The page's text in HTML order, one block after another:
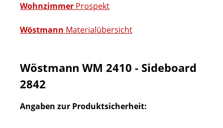
Wohnzimmer Prospekt
Wöstmann Materialübersicht
Wöstmann WM 2410 - Sideboard
2842
Angaben zur Produktsicherheit: